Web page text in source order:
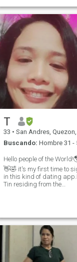
ni con comunicarse todos
días. Se trata de
"CONFIANZA" y
La "confianza" de la mujer
su hombre, y la "lealtad"
hombre a su mujer.
T
33 • San Andres, Quezon,
Buscando: Hombre 31 -
Hello people of the
👋🤣 it's my first time to
in this kind of dating
Tin residing from the
and now it's time to